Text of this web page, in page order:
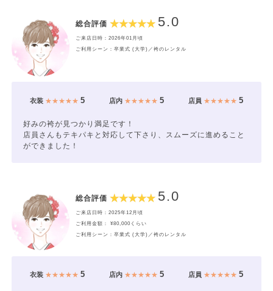
総合評価 5.0
ご来店日時：2026年01月頃
ご利用シーン：卒業式 (大学)／袴のレンタル
衣装★★★★★ 5 店内★★★★★ 5 店員 ★★★★★5
好みの袴が見つかり満足です！
店員さんもテキパキと対応して下さり、スムーズに進めること
ができました！
総合評価 5.0
ご来店日時：2025年12月頃
ご利用金額： ¥80,000くらい
ご利用シーン：卒業式 (大学)／袴のレンタル
衣装★★★★★ 5 店内★★★★★ 5 店員 ★★★★★5